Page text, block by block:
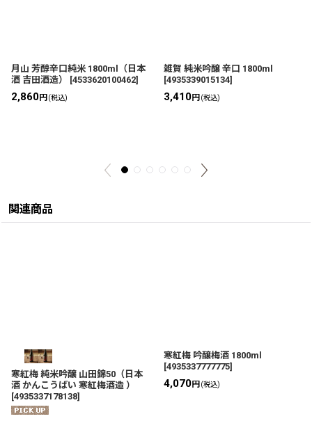
月山 芳醇辛口純米 1800ml（日本
酒 吉田酒造）
[4533620100462]
2,860円 (税込)
雑賀 純米吟醸 辛口 1800ml
[4935339015134]
3,410円 (税込)
関連商品
寒紅梅 純米吟醸 山田錦50（日本
酒 かんこうばい 寒紅梅酒造 ）
[4935337178138]
寒紅梅 吟醸梅酒 1800ml
[4935337777775]
4,070円 (税込)